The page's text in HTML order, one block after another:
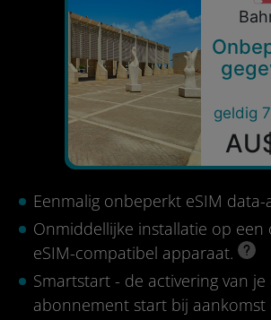
geldig
Eenmalig onbeperkt eSIM
Onmiddellijke installatie op een
eSIM-compatibel apparaat.
Smartstart - de activering van je
abonnement start bij aankomst